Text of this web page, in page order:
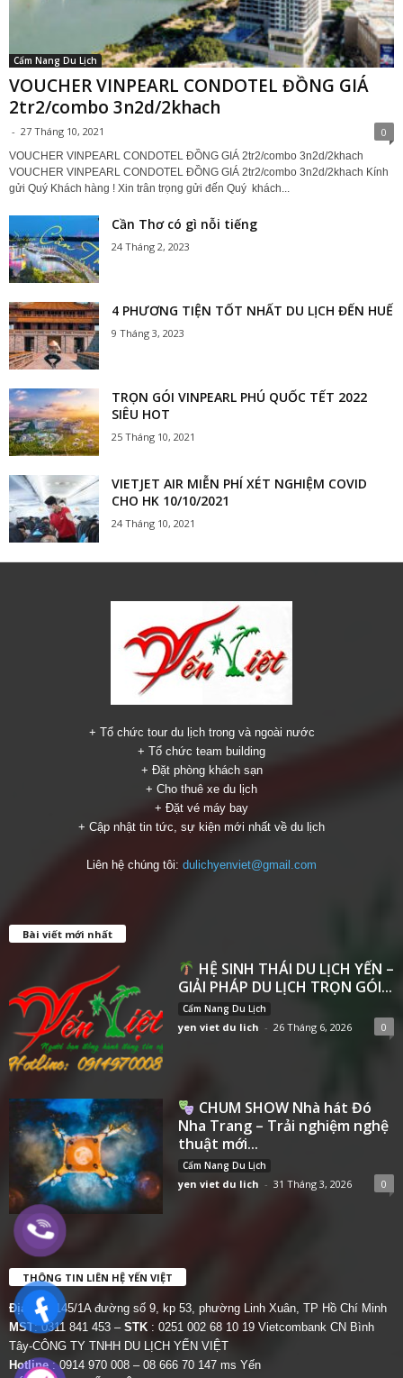
Cẩm Nang Du Lịch
VOUCHER VINPEARL CONDOTEL ĐỒNG GIÁ
2tr2/combo 3n2d/2khach
- 27 Tháng 10, 2021 0
VOUCHER VINPEARL CONDOTEL ĐỒNG GIÁ 2tr2/combo 3n2d/2khach
VOUCHER VINPEARL CONDOTEL ĐỒNG GIÁ 2tr2/combo 3n2d/2khach Kính
gửi Quý Khách hàng ! Xin trân trọng gửi đến Quý khách...
Cần Thơ có gì nỗi tiếng
24 Tháng 2, 2023
4 PHƯƠNG TIỆN TỐT NHẤT DU LỊCH ĐẾN HUẾ
9 Tháng 3, 2023
TRỌN GÓI VINPEARL PHÚ QUỐC TẾT 2022
SIÊU HOT
25 Tháng 10, 2021
VIETJET AIR MIỄN PHÍ XÉT NGHIỆM COVID
CHO HK 10/10/2021
24 Tháng 10, 2021
+ Tổ chức tour du lịch trong và ngoài nước
+ Tổ chức team building
+ Đặt phòng khách sạn
+ Cho thuê xe du lịch
+ Đặt vé máy bay
+ Cập nhật tin tức, sự kiện mới nhất về du lịch
Liên hệ chúng tôi: dulichyenviet@gmail.com
Bài viết mới nhất
HỆ SINH THÁI DU LỊCH YẾN –
GIẢI PHÁP DU LỊCH TRỌN GÓI...
Cẩm Nang Du Lịch
yen viet du lich - 26 Tháng 6, 2026 0
CHUM SHOW Nhà hát Đó
Nha Trang – Trải nghiệm nghệ
thuật mới...
Cẩm Nang Du Lịch
yen viet du lich - 31 Tháng 3, 2026 0
THÔNG TIN LIÊN HỆ YẾN VIỆT
Địa chỉ:
145/1A đường số 9, kp 53, phường Linh Xuân, TP Hồ Chí Minh
MST: 0311 841 453 – STK : 0251 002 68 10 19 Vietcombank CN Bình
Tây-CÔNG TY TNHH DU LỊCH YẾN VIỆT
Hotline: 0914 970 008 – 08 666 70 147 ms Yến